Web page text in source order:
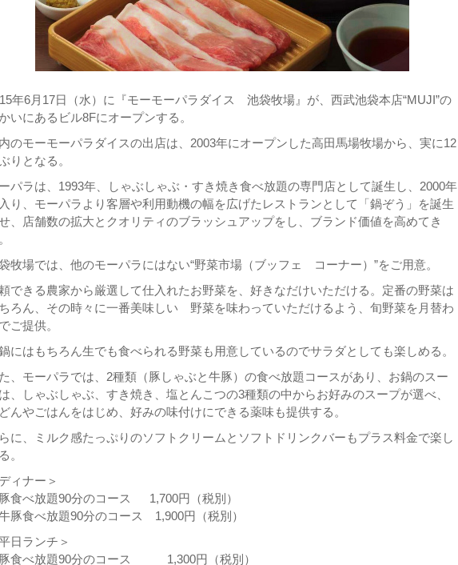
年6月17日（水）に『モーモーパラダイス 池袋牧場』が、西武池袋本店“MUJI”の
いにあるビル8Fにオープンする。
のモーモーパラダイスの出店は、2003年にオープンした高田馬場牧場から、実に12
りとなる。
パラは、1993年、しゃぶしゃぶ・すき焼き食べ放題の専門店として誕生し、2000年
り、モーパラより客層や利用動機の幅を広げたレストランとして「鍋ぞう」を誕生
、店舗数の拡大とクオリティのブラッシュアップをし、ブランド価値を高めてき
牧場では、他のモーパラにはない“野菜市場（ブッフェ コーナー）”をご用意。
できる農家から厳選して仕入れたお野菜を、好きなだけいただける。定番の野菜は
ろん、その時々に一番美味しい 野菜を味わっていただけるよう、旬野菜を月替わ
ご提供。
にはもちろん生でも食べられる野菜も用意しているのでサラダとしても楽しめる。
、モーパラでは、2種類（豚しゃぶと牛豚）の食べ放題コースがあり、お鍋のスー
、しゃぶしゃぶ、すき焼き、塩とんこつの3種類の中からお好みのスープが選べ、
んやごはんをはじめ、好みの味付けにできる薬味も提供する。
に、ミルク感たっぷりのソフトクリームとソフトドリンクバーもプラス料金で楽し
。
ィナー＞
豚食べ放題90分のコース 1,700円（税別）
牛豚食べ放題90分のコース 1,900円（税別）
日ランチ＞
豚食べ放題90分のコース 1,300円（税別）